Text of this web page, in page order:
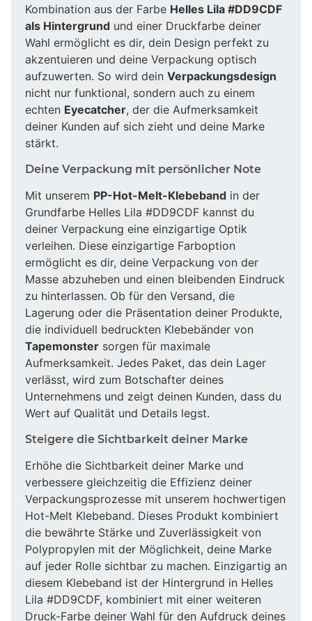
Kombination aus der Farbe Helles Lila #DD9CDF
als Hintergrund und einer Druckfarbe deiner
Wahl ermöglicht es dir, dein Design perfekt zu
akzentuieren und deine Verpackung optisch
aufzuwerten. So wird dein Verpackungsdesign
nicht nur funktional, sondern auch zu einem
echten Eyecatcher, der die Aufmerksamkeit
deiner Kunden auf sich zieht und deine Marke
stärkt.
Deine Verpackung mit persönlicher Note
Mit unserem PP-Hot-Melt-Klebeband in der
Grundfarbe Helles Lila #DD9CDF kannst du
deiner Verpackung eine einzigartige Optik
verleihen. Diese einzigartige Farboption
ermöglicht es dir, deine Verpackung von der
Masse abzuheben und einen bleibenden Eindruck
zu hinterlassen. Ob für den Versand, die
Lagerung oder die Präsentation deiner Produkte,
die individuell bedruckten Klebebänder von
Tapemonster sorgen für maximale
Aufmerksamkeit. Jedes Paket, das dein Lager
verlässt, wird zum Botschafter deines
Unternehmens und zeigt deinen Kunden, dass du
Wert auf Qualität und Details legst.
Steigere die Sichtbarkeit deiner Marke
Erhöhe die Sichtbarkeit deiner Marke und
verbessere gleichzeitig die Effizienz deiner
Verpackungsprozesse mit unserem hochwertigen
Hot-Melt Klebeband. Dieses Produkt kombiniert
die bewährte Stärke und Zuverlässigkeit von
Polypropylen mit der Möglichkeit, deine Marke
auf jeder Rolle sichtbar zu machen. Einzigartig an
diesem Klebeband ist der Hintergrund in Helles
Lila #DD9CDF, kombiniert mit einer weiteren
Druck-Farbe deiner Wahl für den Aufdruck deines